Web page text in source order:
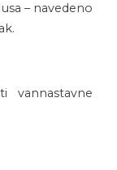
– navedeno
vannastavne